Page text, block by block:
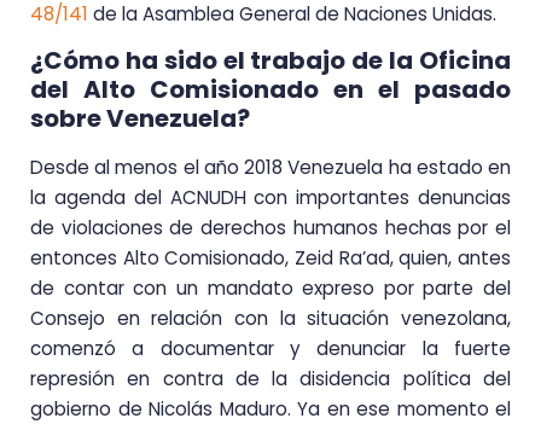
48/141 de la Asamblea General de Naciones Unidas.
¿Cómo ha sido el trabajo de la Oficina
del Alto Comisionado en el pasado
sobre Venezuela?
Desde al menos el año 2018 Venezuela ha estado en
la agenda del ACNUDH con importantes denuncias
de violaciones de derechos humanos hechas por el
entonces Alto Comisionado, Zeid Ra’ad, quien, antes
de contar con un mandato expreso por parte del
Consejo en relación con la situación venezolana,
comenzó a documentar y denunciar la fuerte
represión en contra de la disidencia política del
gobierno de Nicolás Maduro. Ya en ese momento el